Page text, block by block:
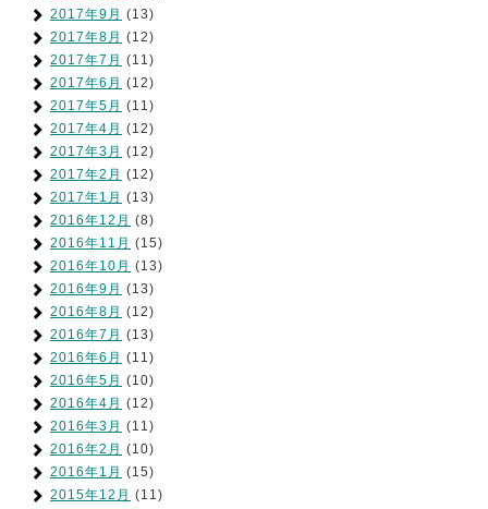
2017年9月 (13)
2017年8月 (12)
2017年7月 (11)
2017年6月 (12)
2017年5月 (11)
2017年4月 (12)
2017年3月 (12)
2017年2月 (12)
2017年1月 (13)
2016年12月 (8)
2016年11月 (15)
2016年10月 (13)
2016年9月 (13)
2016年8月 (12)
2016年7月 (13)
2016年6月 (11)
2016年5月 (10)
2016年4月 (12)
2016年3月 (11)
2016年2月 (10)
2016年1月 (15)
2015年12月 (11)